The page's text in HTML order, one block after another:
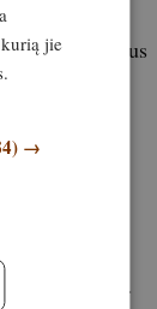
besislepiančius
pavyko
ir
jie po
niekur
galima
krūmuose.
jie
→